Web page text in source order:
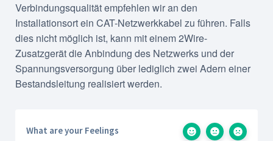
Verbindungsqualität empfehlen wir an den
Installationsort ein CAT-Netzwerkkabel zu führen. Falls
dies nicht möglich ist, kann mit einem 2Wire-
Zusatzgerät die Anbindung des Netzwerks und der
Spannungsversorgung über lediglich zwei Adern einer
Bestandsleitung realisiert werden.
What are your Feelings